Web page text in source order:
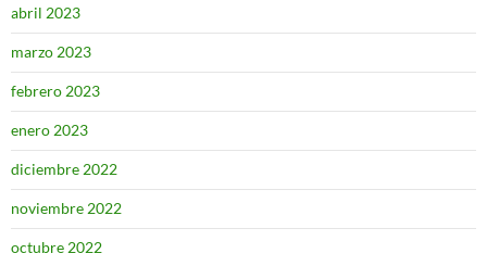
abril 2023
marzo 2023
febrero 2023
enero 2023
diciembre 2022
noviembre 2022
octubre 2022